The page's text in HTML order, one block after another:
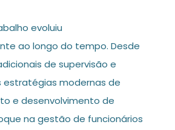
evoluiu
ao longo do tempo. Desde
de supervisão e
modernas de
e desenvolvimento de
na gestão de funcionários